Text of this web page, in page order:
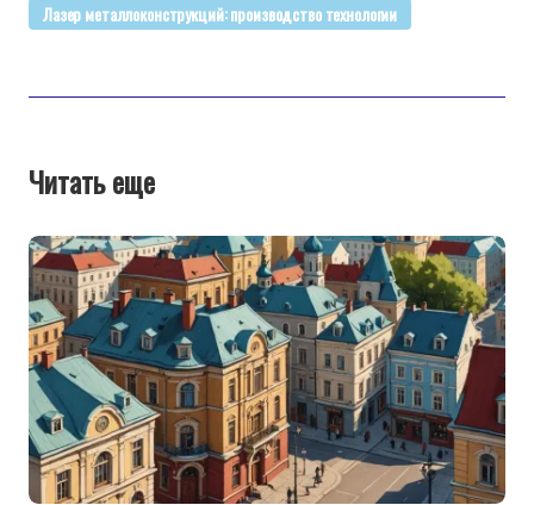
Лазер металлоконструкций: производство технологии
Читать еще